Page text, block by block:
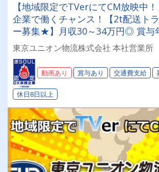
【地域限定でTVerにてCM放映中
企業で働くチャンス！【2t配送ト
ー募集★】月収30～34万円◎ 賞与
／福利厚生充実／仕事量安定／未
間休日113日以上】連休もあり◎プ
実可◎「安心・安全」で働く。東京
でドライバーライフを送りません
東京ユニオン物流株式会社 本社営業所
動画あり 賞与あり 交通費支給
休日8日以上